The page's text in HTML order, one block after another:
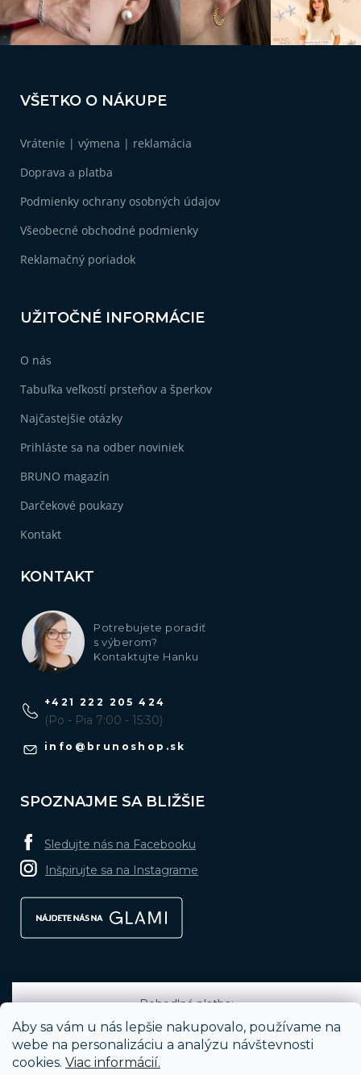
Aby sa vám u nás lepšie nakupovalo, používame na
webe na personalizáciu a analýzu návštevnosti
cookies. Viac informácií.
VŠETKO O NÁKUPE
Vrátenie | výmena | reklamácia
Doprava a platba
Podmienky ochrany osobných údajov
Všeobecné obchodné podmienky
Reklamačný poriadok
UŽITOČNÉ INFORMÁCIE
O nás
Tabuľka veľkostí prsteňov a šperkov
Najčastejšie otázky
Prihláste sa na odber noviniek
BRUNO magazín
Darčekové poukazy
Kontakt
KONTAKT
Potrebujete poradiť
s výberom?
Kontaktujte Hanku
info @ brunoshop.sk
+421 222 205 424
(Po - Pia 7:00 - 15:30)
SPOZNAJME SA BLIŽŠIE
Sledujte nás na Facebooku
Inšpirujte sa na Instagrame
Pohodlná platba: